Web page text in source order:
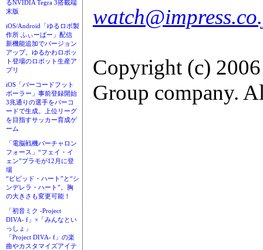
るNVIDIA Tegra 3搭載端
末版
iOS/Android「ゆるロボ製
作所 ふぃーばー」配信
新機能追加でバージョン
アップ。ゆるかわロボッ
ト登場のロボット生産ア
プリ
iOS「バーコードフット
ボーラー」事前登録開始
3兆通りの選手をバーコ
ードで生成。上位リーグ
を目指すサッカー育成ゲ
ーム
「電脳戦機バーチャロン
フォース」“フェイ・イ
ェン”プラモが12月に登
場
“ビビッド・ハート”と“シ
ンデレラ・ハート”。胸
の大きさも変更可能！
「初音ミク -Project
DIVA- f」×「みんなとい
っしょ」
「Project DIVA- f」の楽
曲やカスタマイズアイテ
Copyright (c)
Group company.